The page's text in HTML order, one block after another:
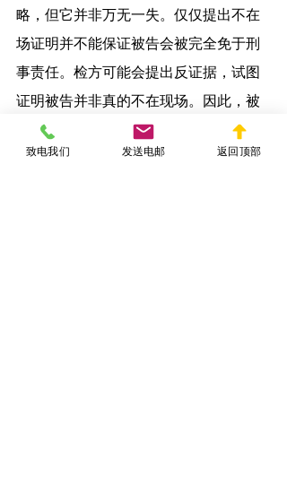
略，但它并非万无一失。仅仅提出不在
场证明并不能保证被告会被完全免于刑
事责任。检方可能会提出反证据，试图
证明被告并非真的不在现场。因此，被
告需要充分准备相关证据，并通过专业
律师的帮助来有效辩护。
致电我们 发送电邮 返回顶部